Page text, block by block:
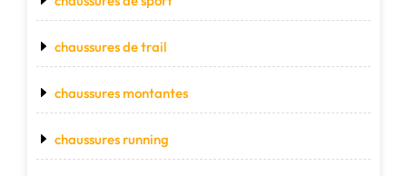
chaussures de trail
chaussures montantes
chaussures running